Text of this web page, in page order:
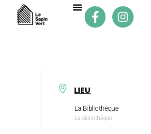
LIEU
La Bibliothèque
La Bibliothèque